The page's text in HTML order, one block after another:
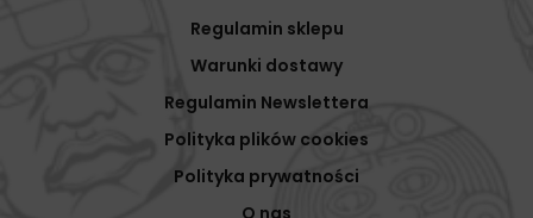
Regulamin sklepu
Warunki dostawy
Regulamin Newslettera
Polityka plików cookies
Polityka prywatności
O nas